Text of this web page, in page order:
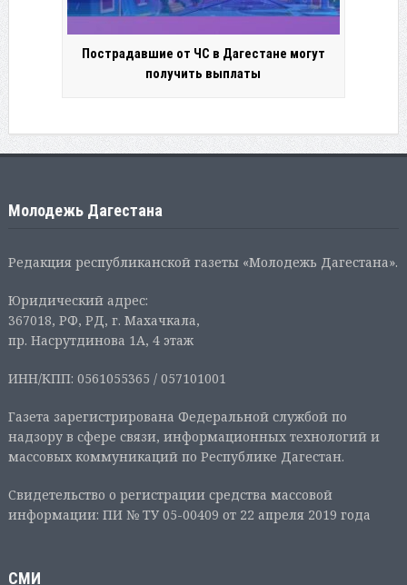
Пострадавшие от ЧС в Дагестане могут
получить выплаты
Молодежь Дагестана
Редакция республиканской газеты «Молодежь Дагестана».
Юридический адрес:
367018, РФ, РД, г. Махачкала,
пр. Насрутдинова 1А, 4 этаж
ИНН/КПП: 0561055365 / 057101001
Газета зарегистрирована Федеральной службой по
надзору в сфере связи, информационных технологий и
массовых коммуникаций по Республике Дагестан.
Свидетельство о регистрации средства массовой
информации: ПИ № ТУ 05-00409 от 22 апреля 2019 года
СМИ